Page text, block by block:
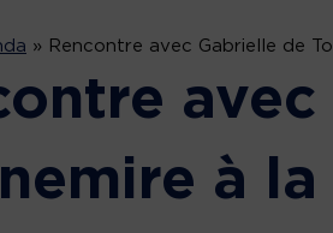
» Rencontre avec Gabrielle de
à